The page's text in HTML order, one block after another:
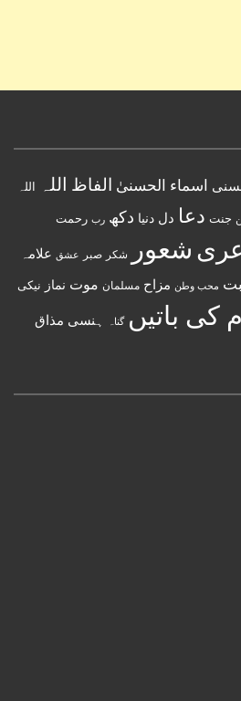
اسماء الحسنیٰ الفاظ اللہ اللہ
جنت دعا دل دنیا دکھ رب رحمت
شعور شکر صبر عشق علامہ
محب وطن مزاح مسلمان موت نماز نیکی
کی باتیں گناہ ہنسی مذاق